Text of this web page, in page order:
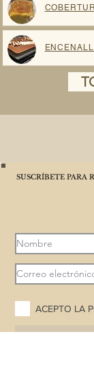
SUSCRÍBETE PARA
ACEPTO LA